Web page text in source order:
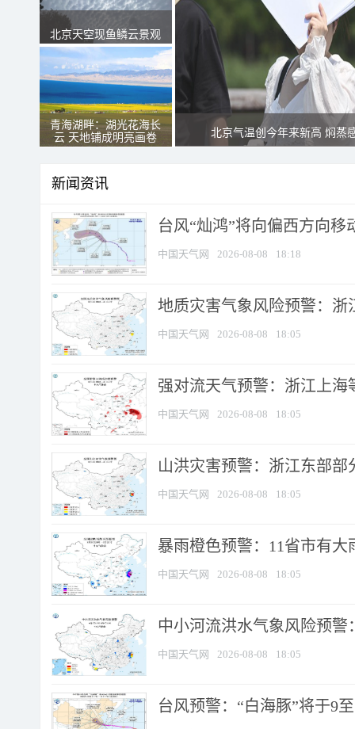
北京天空现鱼鳞云景观
青海湖畔：湖光花海长
云 天地铺成明亮画卷
北京气温创今年来新高 焖蒸
新闻资讯
台风“灿鸿”将向偏西方向移
中国天气网 2026-08-08 18:18
地质灾害气象风险预警：
中国天气网 2026-08-08 18:05
强对流天气预警：浙江上海
中国天气网 2026-08-08 18:05
山洪灾害预警：浙江东部
中国天气网 2026-08-08 18:05
暴雨橙色预警：11省市有
中国天气网 2026-08-08 18:05
中小河流洪水气象风险预
中国天气网 2026-08-08 18:05
台风预警：“白海豚”将于9